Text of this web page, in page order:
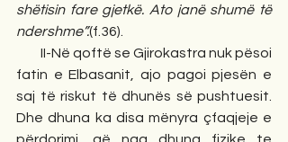
shëtisin fare gjetkë. Ato janë shumë të
ndershme”.(f.36).
fatin e Elbasanit, ajo pagoi pjesën e
saj të riskut të dhunës së pushtuesit.
Dhe dhuna ka disa mënyra çfaqjeje e